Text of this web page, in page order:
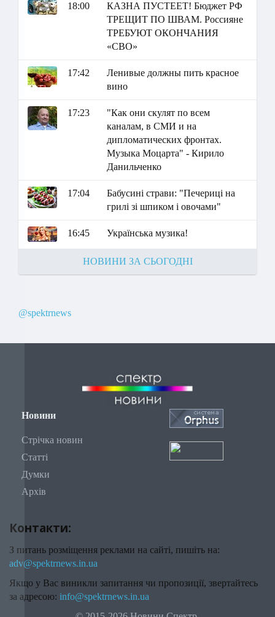
18:00
КАЗНА ПУСТЕЕТ! Бюджет РФ
ТРЕЩИТ ПО ШВАМ. Россияне
ТРЕБУЮТ ОКОНЧАНИЯ
«СВО»
17:42
Ленивые должны пить красное
вино
17:23
"Как они скулят по всем
каналам, в СМИ и на
дипломатических фронтах.
Музыка Моцарта" - Кирило
Данильченко
17:04
Бабусині страви: "Печериці на
грилі зі шпиком і овочами"
16:45 Українська музика!
НОВИНИ ЗА СЬОГОДНІ
@spektrnews
Новини
Стрічка новин
Статті
Думки
Архів
Контакти:
З питань розміщення реклами на сайті, пишіть на:
adv@spektrnews.in.ua
Якщо у Вас виникли запитання чи пропозиції, звертайтесь
за адресою: info@spektrnews.in.ua